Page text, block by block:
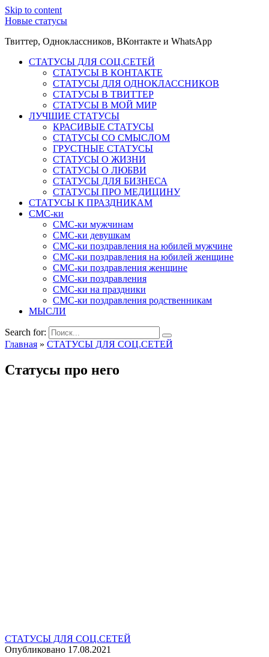
Skip to content
Новые статусы
Твиттер, Одноклассников, ВКонтакте и WhatsApp
СТАТУСЫ ДЛЯ СОЦ.СЕТЕЙ
СТАТУСЫ В КОНТАКТЕ
СТАТУСЫ ДЛЯ ОДНОКЛАССНИКОВ
СТАТУСЫ В ТВИТТЕР
СТАТУСЫ В МОЙ МИР
ЛУЧШИЕ СТАТУСЫ
КРАСИВЫЕ СТАТУСЫ
СТАТУСЫ СО СМЫСЛОМ
ГРУСТНЫЕ СТАТУСЫ
СТАТУСЫ О ЖИЗНИ
СТАТУСЫ О ЛЮБВИ
СТАТУСЫ ДЛЯ БИЗНЕСА
СТАТУСЫ ПРО МЕДИЦИНУ
СТАТУСЫ К ПРАЗДНИКАМ
СМС-ки
СМС-ки мужчинам
СМС-ки девушкам
СМС-ки поздравления на юбилей мужчине
СМС-ки поздравления на юбилей женщине
СМС-ки поздравления женщине
СМС-ки поздравления
СМС-ки на праздники
СМС-ки поздравления родственникам
МЫСЛИ
Search for:
Главная » СТАТУСЫ ДЛЯ СОЦ.СЕТЕЙ
Статусы про него
СТАТУСЫ ДЛЯ СОЦ.СЕТЕЙ
Опубликовано 17.08.2021